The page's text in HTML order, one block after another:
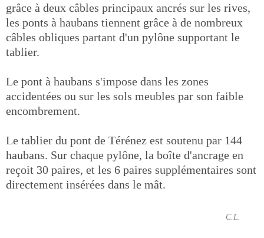
grâce à deux câbles principaux ancrés sur les rives,
les ponts à haubans tiennent grâce à de nombreux
câbles obliques partant d'un pylône supportant le
tablier.
Le pont à haubans s'impose dans les zones
accidentées ou sur les sols meubles par son faible
encombrement.
Le tablier du pont de Térénez est soutenu par 144
haubans. Sur chaque pylône, la boîte d'ancrage en
reçoit 30 paires, et les 6 paires supplémentaires sont
directement insérées dans le mât.
C.L.